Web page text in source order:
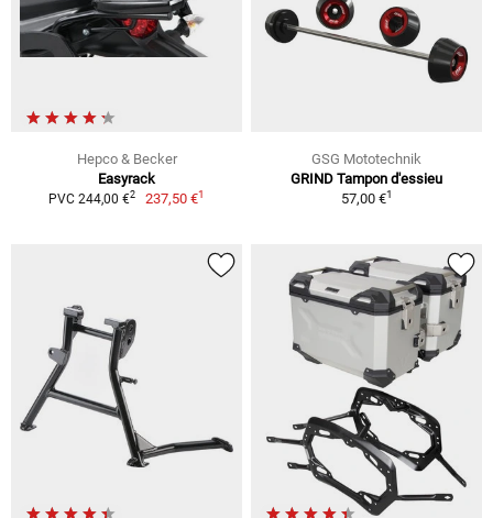
Hepco & Becker
Easyrack
PVC 244,00 €2 237,50 €1
GSG Mototechnik
GRIND Tampon d'essieu
57,00 €1